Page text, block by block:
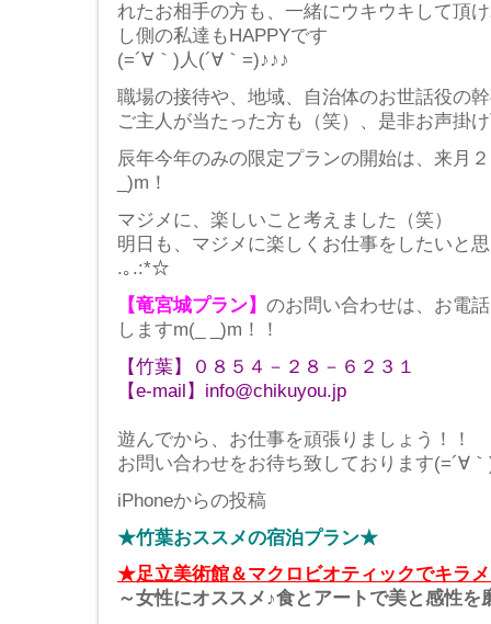
れたお相手の方も、一緒にウキウキして頂
し側の私達もHAPPYです
(=´∀｀)人(´∀｀=)♪♪♪
職場の接待や、地域、自治体のお世話役の
ご主人が当たった方も（笑）、是非お声
辰年今年のみの限定プランの開始は、来月
_)m！
マジメに、楽しいこと考えました（笑）
明日も、マジメに楽しくお仕事をしたい
.｡.:*☆
【竜宮城プラン】 のお問い合わせは、お電
しますm(_ _)m！！
【竹葉】０８５４－２８－６２３１
【e-mail】info@chikuyou.jp
遊んでから、お仕事を頑張りましょう！！
お問い合わせをお待ち致しております(=´∀
iPhoneからの投稿
★竹葉おススメの宿泊プラン★
★足立美術館＆マクロビオティックでキラ
～女性にオススメ♪食とアートで美と感性を